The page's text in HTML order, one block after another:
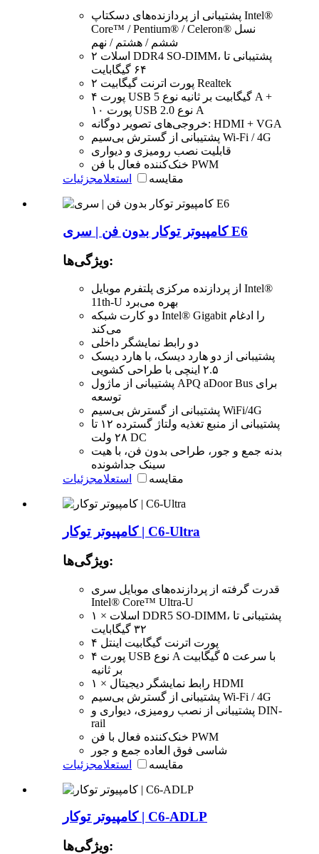
پشتیبانی از پردازنده‌های دسکتاپ Intel®
Core™ / Pentium® / Celeron® نسل
ششم / هشتم / نهم
۲ اسلات DDR4 SO-DIMM، پشتیبانی تا
۶۴ گیگابایت
۲ پورت اترنت گیگابیت Realtek
۴ پورت USB 5 گیگابیت بر ثانیه نوع A +
۱۰ پورت USB 2.0 نوع A
خروجی‌های تصویر دوگانه: HDMI + VGA
پشتیبانی از گسترش بی‌سیم Wi-Fi / 4G
قابلیت نصب رومیزی و دیواری
خنک‌کننده فعال با فن PWM
مقایسه
استعلامجزئیات
کامپیوتر توکار بدون فن | سری E6
ویژگی‌ها:
از پردازنده مرکزی پلتفرم موبایل Intel®
11th-U بهره می‌برد
دو کارت شبکه Intel® Gigabit را ادغام
می‌کند
دو رابط نمایشگر داخلی
پشتیبانی از دو هارد دیسک، با هارد دیسک
۲.۵ اینچی با طراحی کشویی
پشتیبانی از ماژول APQ aDoor Bus برای
توسعه
پشتیبانی از گسترش بی‌سیم WiFi/4G
پشتیبانی از منبع تغذیه ولتاژ گسترده ۱۲ تا
۲۸ ولت DC
بدنه جمع و جور، طراحی بدون فن، با هیت
سینک جداشونده
مقایسه
استعلامجزئیات
کامپیوتر توکار | C6-Ultra
ویژگی‌ها:
قدرت گرفته از پردازنده‌های موبایل سری
Intel® Core™ Ultra-U
۱ × اسلات DDR5 SO-DIMM، پشتیبانی تا
۳۲ گیگابایت
۴ پورت اترنت گیگابیت اینتل
۴ پورت USB نوع A با سرعت ۵ گیگابیت
بر ثانیه
۱ × رابط نمایشگر دیجیتال HDMI
پشتیبانی از گسترش بی‌سیم Wi-Fi / 4G
پشتیبانی از نصب رومیزی، دیواری و DIN-
rail
خنک‌کننده فعال با فن PWM
شاسی فوق العاده جمع و جور
مقایسه
استعلامجزئیات
کامپیوتر توکار | C6-ADLP
ویژگی‌ها: